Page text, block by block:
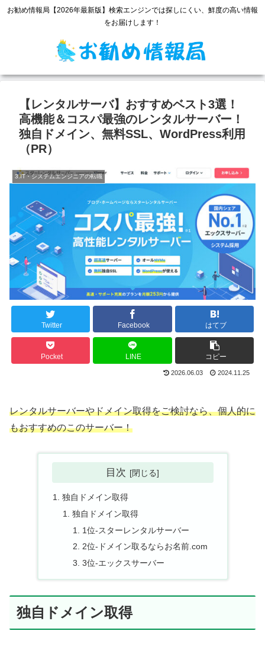
お勧め情報局【2026年最新版】検索エンジンでは探しにくい、鮮度の高い情報
をお届けします！
【レンタルサーバ】おすすめベスト3選！
高機能＆コスパ最強のレンタルサーバー！
独自ドメイン、無料SSL、WordPress利用
（PR）
3.IT・システムエンジニアの転職
Twitter Facebook はてブ
Pocket LINE コピー
2026.06.03 2024.11.25
レンタルサーバーやドメイン取得をご検討なら、個人的に
もおすすめのこのサーバー！
目次
独自ドメイン取得
独自ドメイン取得
1位-スターレンタルサーバー
2位-ドメイン取るならお名前.com
3位-エックスサーバー
独自ドメイン取得